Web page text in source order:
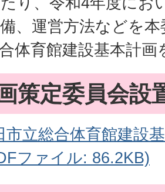
、運営方法などを
体育館建設基本計
策定委員会設
市立総合体育館建設
ファイル: 86.2KB)